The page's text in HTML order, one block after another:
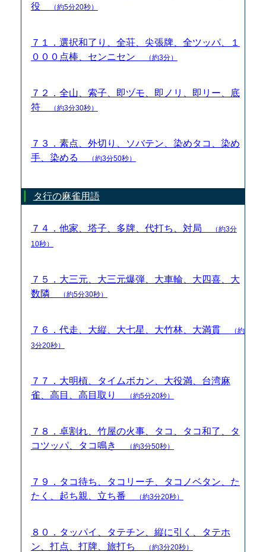
役
（約5分20秒）
７１．選択和了り、全荘、尖張牌、全ツッパ、１
０００点棒、センニセン
（約3分）
７２．全山、索子、即ヅモ、即ノリ、即リー、底
符
（約3分30秒）
７３．素点、外切り、ソバテン、染めタコ、染め
手、染める
（約3分50秒）
タ行の麻雀用語
７４．他家、塔子、多牌、代打ち、対局
（約3分
10秒）
７５．大三元、大三元爆弾、大車輪、大四喜、大
数隣
（約5分30秒）
７６．代走、大縦、大七星、大竹林、大満貫
（約
3分20秒）
７７．大明槓、タイムボカン、大役満、台湾麻
雀、高目、高目取り
（約5分20秒）
７８．卓割れ、竹屋の火事、タコ、タコ和了、タ
コツッパ、タコ鳴き
（約3分50秒）
７９．タコ待ち、タコリーチ、タコノベタン、た
たく、起ち親、立ち番
（約3分20秒）
８０．タッパイ、タテチン、縦に引く、タテホ
ン、打点、打牌、旅打ち
（約3分20秒）